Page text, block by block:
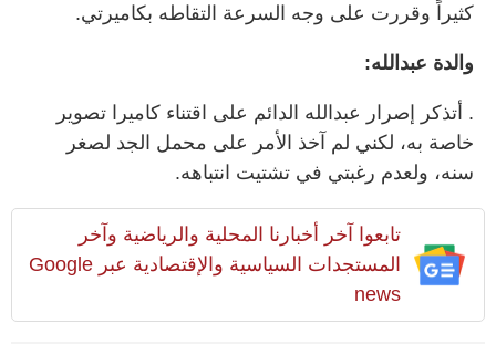
كثيراً وقررت على وجه السرعة التقاطه بكاميرتي.
والدة عبدالله:
. أتذكر إصرار عبدالله الدائم على اقتناء كاميرا تصوير
خاصة به، لكني لم آخذ الأمر على محمل الجد لصغر
سنه، ولعدم رغبتي في تشتيت انتباهه.
تابعوا آخر أخبارنا المحلية والرياضية وآخر
المستجدات السياسية والإقتصادية عبر Google
news